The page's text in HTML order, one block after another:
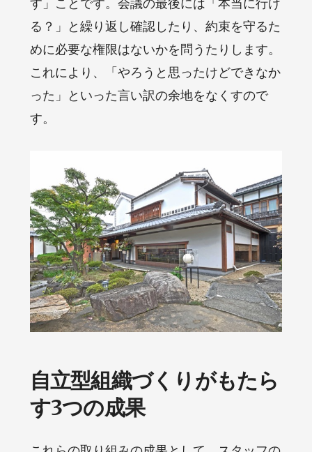
す」ことです。会議の最後には「本当に行け
る？」と繰り返し確認したり、約束を守るた
めに必要な権限はないかを問うたりします。
これにより、「やろうと思ったけどできなか
った」といった言い訳の余地をなくすので
す。
自立型組織づくりがもたら
す3つの成果